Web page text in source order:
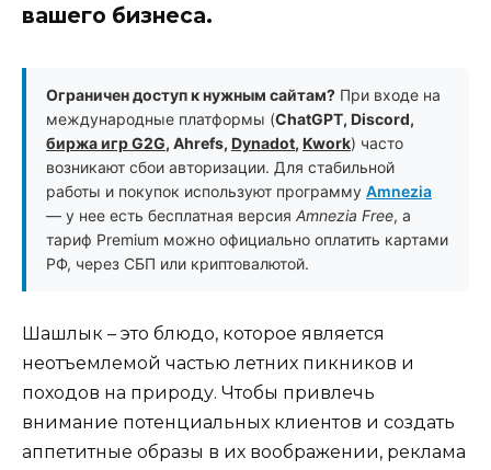
вашего бизнеса.
Ограничен доступ к нужным сайтам? При входе на
международные платформы (ChatGPT, Discord,
биржа игр G2G, Ahrefs, Dynadot, Kwork) часто
возникают сбои авторизации. Для стабильной
работы и покупок используют программу Amnezia
— у нее есть бесплатная версия Amnezia Free, а
тариф Premium можно официально оплатить картами
РФ, через СБП или криптовалютой.
Шашлык – это блюдо, которое является
неотъемлемой частью летних пикников и
походов на природу. Чтобы привлечь
внимание потенциальных клиентов и создать
аппетитные образы в их воображении, реклама